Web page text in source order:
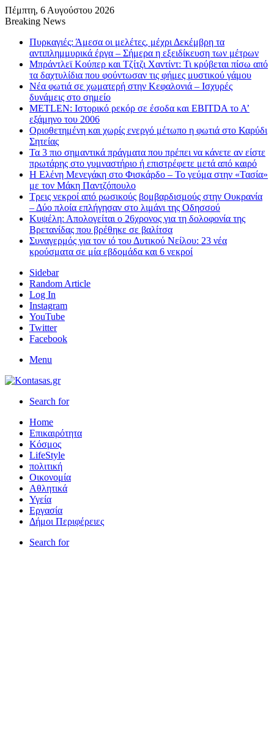
Πέμπτη, 6 Αυγούστου 2026
Breaking News
Πυρκαγιές: Άμεσα οι μελέτες, μέχρι Δεκέμβρη τα
αντιπλημμυρικά έργα – Σήμερα η εξειδίκευση των μέτρων
Μπράντλεϊ Κούπερ και Τζίτζι Χαντίντ: Τι κρύβεται πίσω από
τα δαχτυλίδια που φούντωσαν τις φήμες μυστικού γάμου
Νέα φωτιά σε χωματερή στην Κεφαλονιά – Ισχυρές
δυνάμεις στο σημείο
METLEN: Ιστορικό ρεκόρ σε έσοδα και EBITDA το Α’
εξάμηνο του 2006
Οριοθετημένη και χωρίς ενεργό μέτωπο η φωτιά στο Καρύδι
Σητείας
Τα 3 πιο σημαντικά πράγματα που πρέπει να κάνετε αν είστε
πρωτάρης στο γυμναστήριο ή επιστρέφετε μετά από καιρό
Η Ελένη Μενεγάκη στο Φισκάρδο – Το γεύμα στην «Τασία»
με τον Μάκη Παντζόπουλο
Τρεις νεκροί από ρωσικούς βομβαρδισμούς στην Ουκρανία
– Δύο πλοία επλήγησαν στο λιμάνι της Οδησσού
Κυψέλη: Απολογείται ο 26χρονος για τη δολοφονία της
Βρετανίδας που βρέθηκε σε βαλίτσα
Συναγερμός για τον ιό του Δυτικού Νείλου: 23 νέα
κρούσματα σε μία εβδομάδα και 6 νεκροί
Sidebar
Random Article
Log In
Instagram
YouTube
Twitter
Facebook
Menu
Search for
Home
Επικαιρότητα
Κόσμος
LifeStyle
πολιτική
Οικονομία
Αθλητικά
Υγεία
Εργασία
Δήμοι Περιφέρειες
Search for